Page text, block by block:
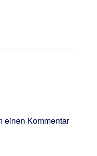
einen Kommentar